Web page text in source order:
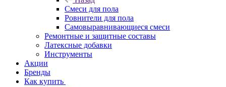
Смеси для пола
Ровнители для пола
Самовыравнивающиеся смеси
Ремонтные и защитные составы
Латексные добавки
Инструменты
Акции
Бренды
Как купить